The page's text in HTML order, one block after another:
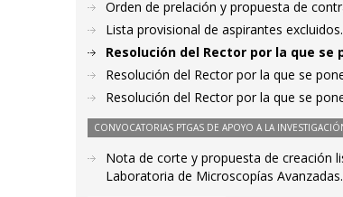
Orden de prelación y propuesta de
Lista provisional de aspirantes
Resolución del Rector por la que se
Resolución del Rector por la que se
Resolución del Rector por la que se
CONVOCATORIAS PTGAS DE APOYO A LA
Nota de corte y propuesta de creación
Laboratoria de Microscopías